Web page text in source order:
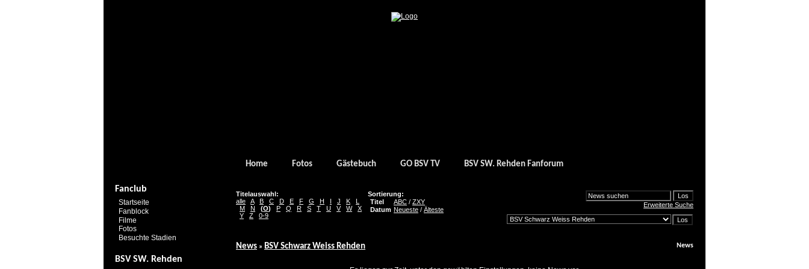
Home Fotos Gästebuch GO BSV TV BSV SW. Rehden Fanforum
Fanclub
Startseite
Fanblock
Filme
Fotos
Besuchte Stadien
BSV SW. Rehden
Titelauswahl:
alle
A B C D E F G H I J K
L
M
N (O) P Q R S T U V W
X
Y
Z 0-9
Sortierung:
Titel
ABC / ZXY
Datum Neueste / Älteste
Erweiterte Suche
News » BSV Schwarz Weiss Rehden News